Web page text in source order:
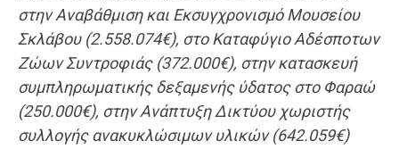
στην Αναβάθμιση και Εκσυγχρονισμό Μουσείου
Σκλάβου (2.558.074€), στο Καταφύγιο Αδέσποτων
Ζώων Συντροφιάς (372.000€), στην κατασκευή
συμπληρωματικής δεξαμενής ύδατος στο Φαραώ
(250.000€), στην Ανάπτυξη Δικτύου χωριστής
συλλογής ανακυκλώσιμων υλικών (642.059€)